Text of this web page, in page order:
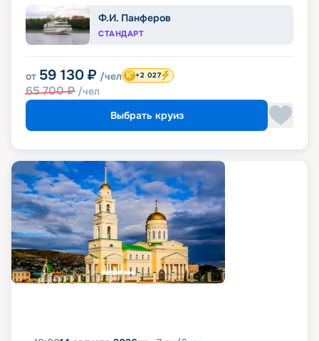
Ф.И. Панферов
СТАНДАРТ
от 59 130 ₽ /чел
65 700₽ /чел
+2 027
Выбрать круиз